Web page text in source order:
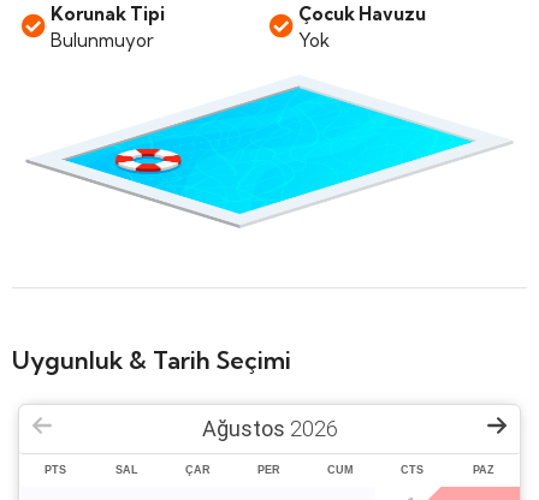
Korunak Tipi
Bulunmuyor
Çocuk Havuzu
Yok
Uygunluk & Tarih Seçimi
Ağustos 2026
PTS SAL ÇAR PER CUM CTS PAZ